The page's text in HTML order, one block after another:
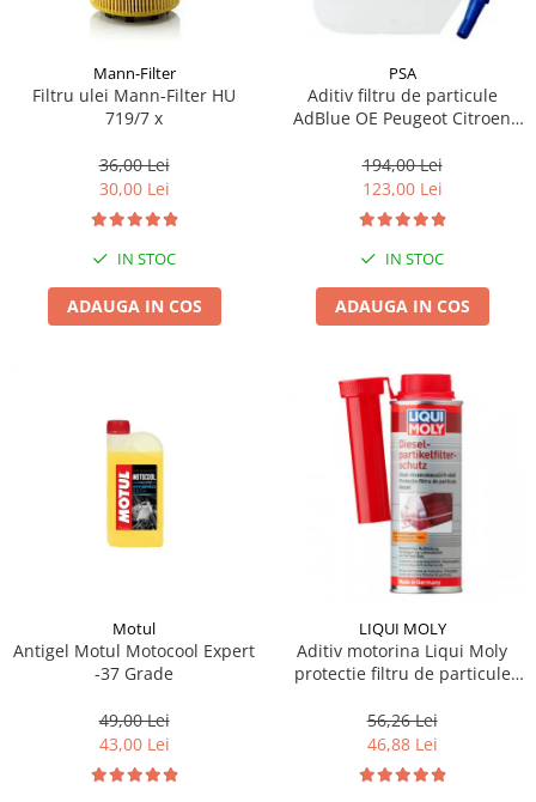
Mann-Filter
Filtru ulei Mann-Filter HU
719/7 x
36,00 Lei
30,00 Lei
IN STOC
ADAUGA IN COS
PSA
Aditiv filtru de particule
AdBlue OE Peugeot Citroen
194,00 Lei
123,00 Lei
IN STOC
ADAUGA IN COS
Motul
Antigel Motul Motocool Expert
-37 Grade
49,00 Lei
43,00 Lei
LIQUI MOLY
Aditiv motorina Liqui Moly
protectie filtru de particule
56,26 Lei
46,88 Lei